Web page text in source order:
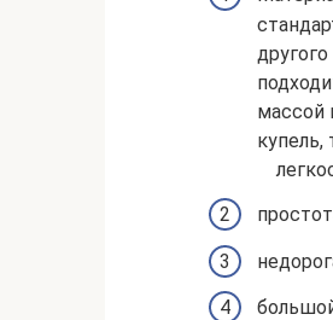
массой